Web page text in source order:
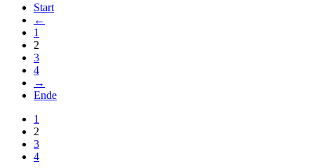
Start
←
1
2
3
4
→
Ende
1
2
3
4